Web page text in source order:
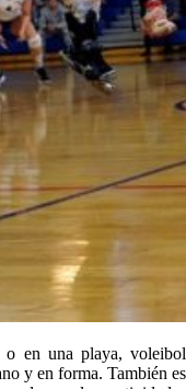
o en una playa, voleibol
y en forma. También es